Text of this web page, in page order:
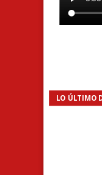
LO ÚLTIMO